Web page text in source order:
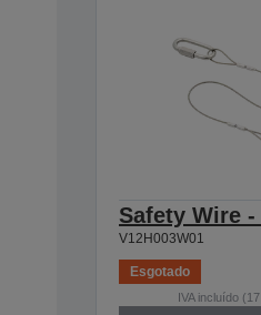
Safety Wire -
V12H003W01
Esgotado
IVA incluído